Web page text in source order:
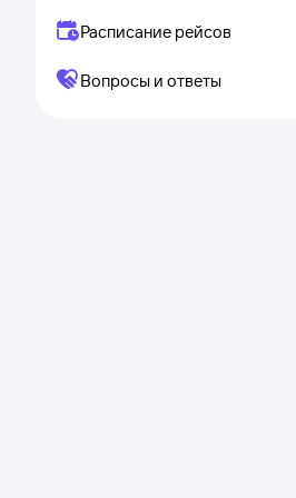
Расписание рейсов
Вопросы и ответы